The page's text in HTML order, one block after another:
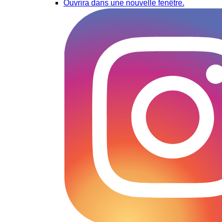
Ouvrira dans une nouvelle fenêtre.